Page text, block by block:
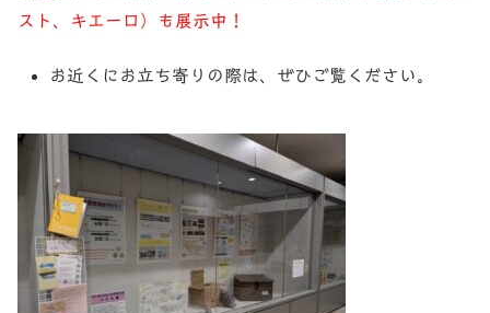
スト、キエーロ）も展示中！
お近くにお立ち寄りの際は、ぜひご覧ください。